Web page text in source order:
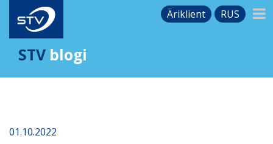
Äriklient RUS
STV blogi
01.10.2022